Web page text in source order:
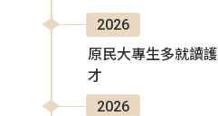
2026
原民大專生多就讀
才
2026